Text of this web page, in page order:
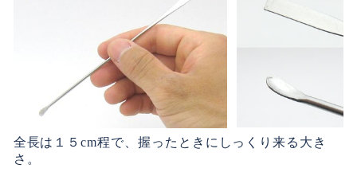
全長は１５cm程で、握ったときにしっくり来る大き
さ。